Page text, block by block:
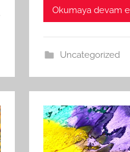
Okumaya devam
Uncategorized